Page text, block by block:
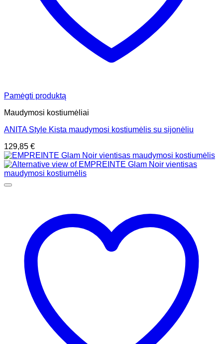
Pamėgti produktą
Maudymosi kostiumėliai
ANITA Style Kista maudymosi kostiumėlis su sijonėliu
129,85 €